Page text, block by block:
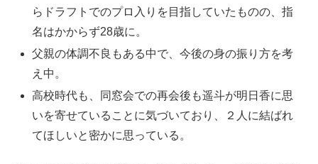
らドラフトでのプロ入りを目指していたものの、指
名はかからず28歳に。
父親の体調不良もある中で、今後の身の振り方を考
え中。
高校時代も、同窓会での再会後も遥斗が明日香に思
いを寄せていることに気づいており、２人に結ばれ
てほしいと密かに思っている。